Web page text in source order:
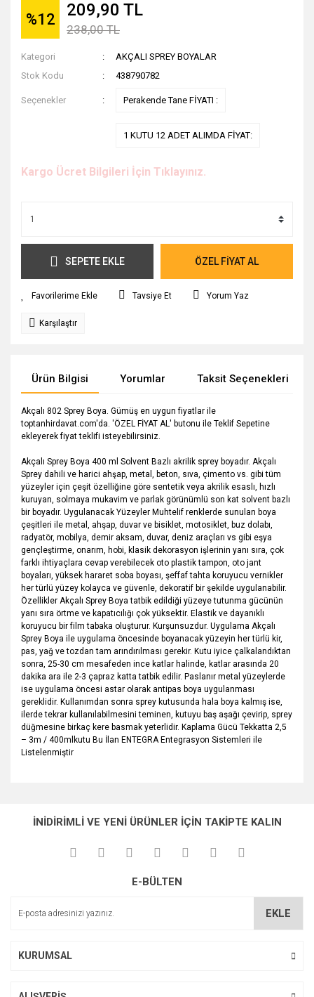
%12 209,90 TL
238,00 TL
Kategori
AKÇALI SPREY BOYALAR
Stok Kodu
438790782
Seçenekler Perakende Tane FİYATI :
1 KUTU 12 ADET ALIMDA FİYAT:
Kargo Ücret Bilgileri İçin Tıklayınız.
SEPETE EKLE ÖZEL FİYAT AL
Tavsiye Et Yorum Yaz
Karşılaştır
Ürün Bilgisi Yorumlar Taksit Seçenekleri
Akçalı 802 Sprey Boya. Gümüş en uygun fiyatlar ile
toptanhirdavat.com'da. 'ÖZEL FİYAT AL' butonu ile Teklif Sepetine
ekleyerek fiyat teklifi isteyebilirsiniz.
Akçalı Sprey Boya 400 ml Solvent Bazlı akrilik sprey boyadır. Akçalı
Sprey dahili ve harici ahşap, metal, beton, sıva, çimento vs. gibi tüm
yüzeyler için çeşit özelliğine göre sentetik veya akrilik esaslı, hızlı
kuruyan, solmaya mukavim ve parlak görünümlü son kat solvent bazlı
bir boyadır. Uygulanacak Yüzeyler Muhtelif renklerde sunulan boya
çeşitleri ile metal, ahşap, duvar ve bisiklet, motosiklet, buz dolabı,
radyatör, mobilya, demir aksam, duvar, deniz araçları vs gibi eşya
gençleştirme, onarım, hobi, klasik dekorasyon işlerinin yanı sıra, çok
farklı ihtiyaçlara cevap verebilecek oto plastik tampon, oto jant
boyaları, yüksek hararet soba boyası, şeffaf tahta koruyucu vernikler
her türlü yüzey kolayca ve güvenle, dekoratif bir şekilde uygulanabilir.
Özellikler Akçalı Sprey Boya tatbik edildiği yüzeye tutunma gücünün
yanı sıra örtme ve kapatıcılığı çok yüksektir. Elastik ve dayanıklı
koruyucu bir film tabaka oluşturur. Kurşunsuzdur. Uygulama Akçalı
Sprey Boya ile uygulama öncesinde boyanacak yüzeyin her türlü kir,
pas, yağ ve tozdan tam arındırılması gerekir. Kutu iyice çalkalandıktan
sonra, 25-30 cm mesafeden ince katlar halinde, katlar arasında 20
dakika ara ile 2-3 çapraz katta tatbik edilir. Paslanır metal yüzeylerde
ise uygulama öncesi astar olarak antipas boya uygulanması
gereklidir. Kullanımdan sonra sprey kutusunda hala boya kalmış ise,
ilerde tekrar kullanılabilmesini teminen, kutuyu baş aşağı çevirip, sprey
düğmesine birkaç kere basmak yeterlidir. Kaplama Gücü Tekkatta 2,5
– 3m / 400mlkutu Bu İlan ENTEGRA Entegrasyon Sistemleri ile
Listelenmiştir
Yorum Yaz
kullanarak tarafımıza iletebilirsiniz.
Görüş ve önerileriniz için teşekkür ederiz.
Ürün açıklamasında eksik bilgiler bulunuyor.
İNİDİRİMLİ VE YENİ ÜRÜNLER İÇİN TAKİPTE KALIN
E-BÜLTEN
EKLE
KURUMSAL